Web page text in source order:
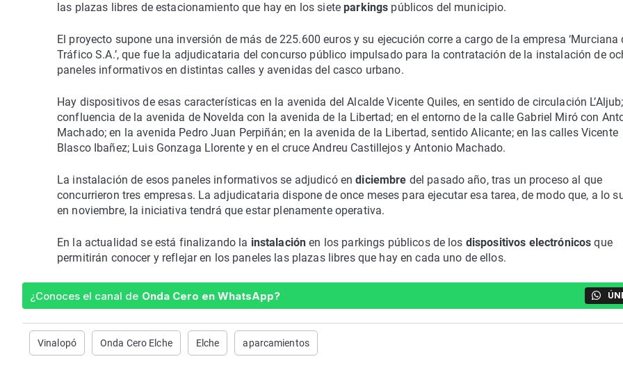
las plazas libres de estacionamiento que hay en los sieteparkings públicos del municipio.
El proyecto supone una inversión de más de 225.600 euros y su ejecución corre a cargo de la empresa ‘Murciana
Tráfico S.A.’, que fue la adjudicataria del concurso público impulsado para la contratación de la instalación de
paneles informativos en distintas calles y avenidas del casco urbano.
Hay dispositivos de esas características en la avenida del Alcalde Vicente Quiles, en sentido de circulación
confluencia de la avenida de Novelda con la avenida de la Libertad; en el entorno de la calle Gabriel Miró con
Machado; en la avenida Pedro Juan Perpiñán; en la avenida de la Libertad, sentido Alicante; en las calles Vicente
Blasco Ibañez; Luis Gonzaga Llorente y en el cruce Andreu Castillejos y Antonio Machado.
La instalación de esos paneles informativos se adjudicó endiciembre del pasado año, tras un proceso al que
concurrieron tres empresas. La adjudicataria dispone de once meses para ejecutar esa tarea, de modo que, a lo
en noviembre, la iniciativa tendrá que estar plenamente operativa.
En la actualidad se está finalizando la instalaciónen los parkings públicos de los dispositivos electrónicos que
permitirán conocer y reflejar en los paneles las plazas libres que hay en cada uno de ellos.
¿Conoces el canal de Onda Cero en WhatsApp?
Vinalopó Onda Cero Elche Elche aparcamientos